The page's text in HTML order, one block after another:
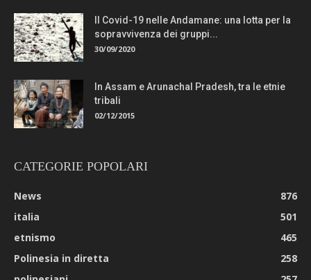
Il Covid-19 nelle Andamane: una lotta per la
sopravvivenza dei gruppi...
30/09/2020
In Assam e Arunachal Pradesh, tra le etnie
tribali
02/12/2015
CATEGORIE POPOLARI
News
876
italia
501
etnismo
465
Polinesia in diretta
258